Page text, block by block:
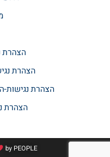
הצהרת
הצהרת
הצהרת נגישות-
הצהרת
by PEOPLE